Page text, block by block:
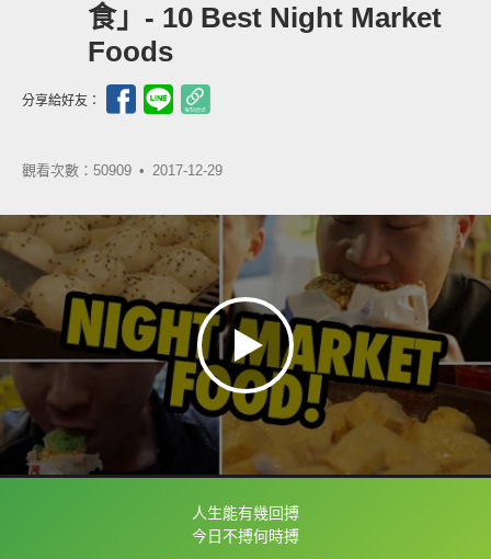
食」- 10 Best Night Market
Foods
分享給好友：
觀看次數：50909 • 2017-12-29
人生能有幾回搏
今日不搏何時搏
框選或點兩下字幕可以直接查字典喔！